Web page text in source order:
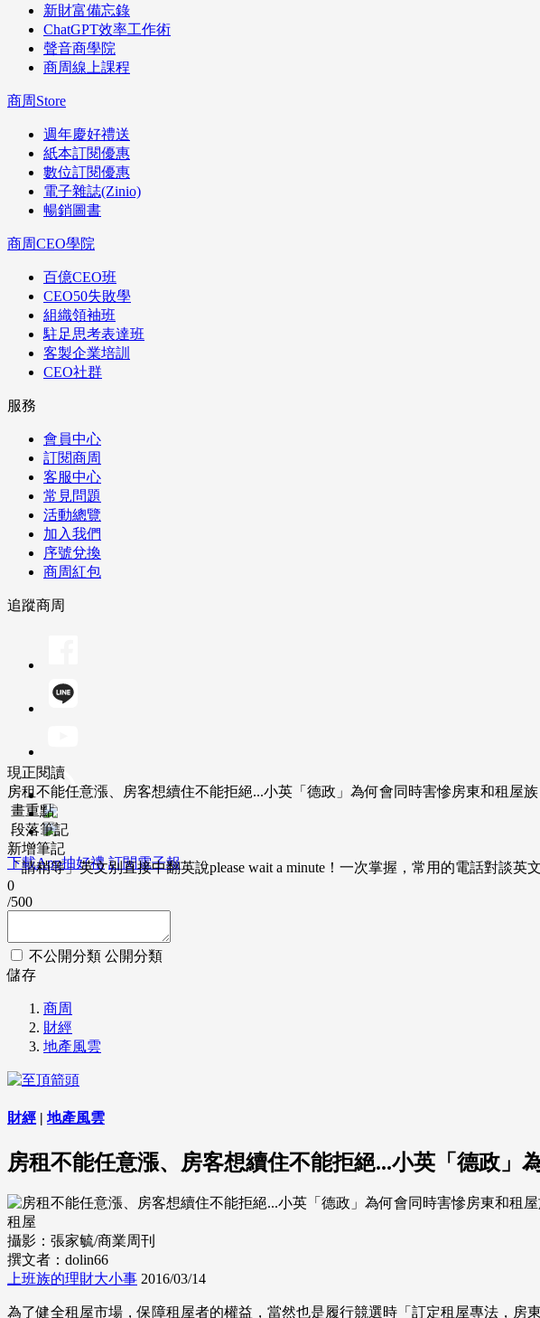
新財富備忘錄
ChatGPT效率工作術
聲音商學院
商周線上課程
商周Store
週年慶好禮送
紙本訂閱優惠
數位訂閱優惠
電子雜誌(Zinio)
暢銷圖書
商周CEO學院
百億CEO班
CEO50失敗學
組織領袖班
駐足思考表達班
客製企業培訓
CEO社群
服務
會員中心
訂閱商周
客服中心
常見問題
活動總覽
加入我們
序號兌換
商周紅包
追蹤商周
下載App抽好禮 訂閱電子報
現正閱讀
房租不能任意漲、房客想續住不能拒絕...小英「德政」為何會同時害慘房東和租屋族
畫重點
段落筆記
新增筆記
「請稍等」英文別直接中翻英說please wait a minute！一次掌握，常用的電話對談英文
0
/500
不公開分類 公開分類
儲存
商周
財經
地產風雲
財經 | 地產風雲
房租不能任意漲、房客想續住不能拒絕...小英「德政」
租屋
攝影：張家毓/商業周刊
撰文者：dolin66
上班族的理財大小事 2016/03/14
為了健全租屋市場，保障租屋者的權益，當然也是履行競選時「訂定租屋專法，